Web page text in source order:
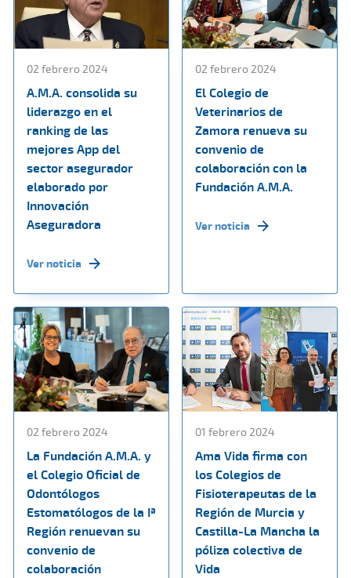
02 febrero 2024
A.M.A. consolida su
liderazgo en el
ranking de las
mejores App del
sector asegurador
elaborado por
Innovación
Aseguradora
Ver noticia
02 febrero 2024
El Colegio de
Veterinarios de
Zamora renueva su
convenio de
colaboración con la
Fundación A.M.A.
Ver noticia
02 febrero 2024
La Fundación A.M.A. y
el Colegio Oficial de
Odontólogos
Estomatólogos de la Iª
Región renuevan su
convenio de
colaboración
01 febrero 2024
Ama Vida firma con
los Colegios de
Fisioterapeutas de la
Región de Murcia y
Castilla-La Mancha la
póliza colectiva de
Vida